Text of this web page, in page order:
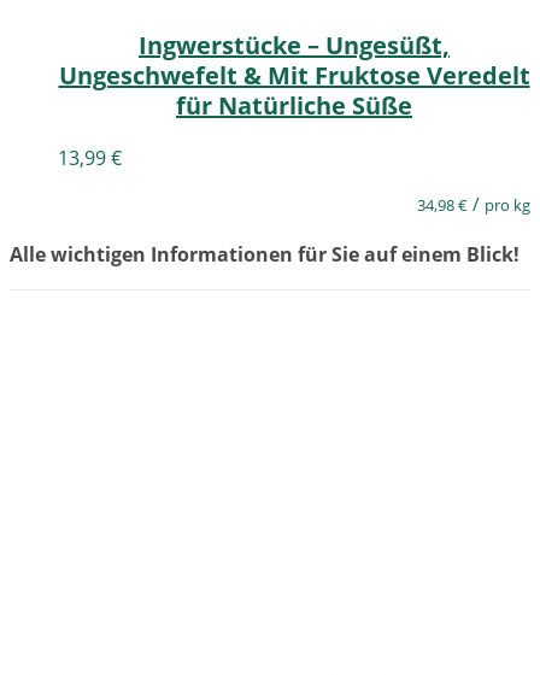
Ingwerstücke – Ungesüßt,
Ungeschwefelt & Mit Fruktose Veredelt
für Natürliche Süße
13,99€
34,98€ / pro kg
Alle wichtigen Informationen für Sie auf einem Blick!